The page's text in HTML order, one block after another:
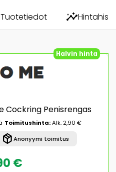
Tuotetiedot insights
Halvin hinta
Cockring Penisrengas
Toimitushinta:Alk. 2,90 €
package_2Anonyymi toimitus
€